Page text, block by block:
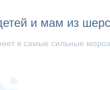
и мам из
в самые сильные